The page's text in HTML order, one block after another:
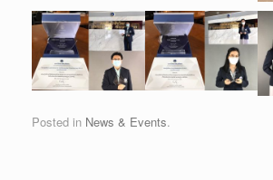
Posted in News & Events.